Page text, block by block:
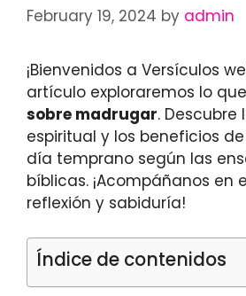
February 19, 2024 by admin
¡Bienvenidos a Versículos
artículo exploraremos lo que
sobre madrugar.
espiritual y los beneficios
día temprano según las
bíblicas. ¡Acompáñanos en
reflexión y sabiduría!
Índice de contenidos